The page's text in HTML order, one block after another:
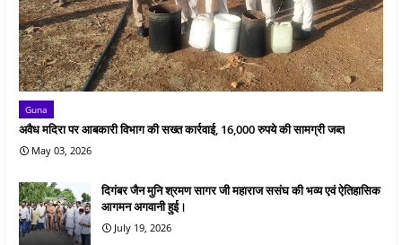
Guna
अवैध मदिरा पर आबकारी विभाग की सख्त कार्रवाई, 16,000 रुपये की सामग्री जब्त
May 03, 2026
दिगंबर जैन मुनि श्रमण सागर जी महाराज ससंघ की भव्य एवं ऐतिहासिक
आगमन अगवानी हुई।
July 19, 2026